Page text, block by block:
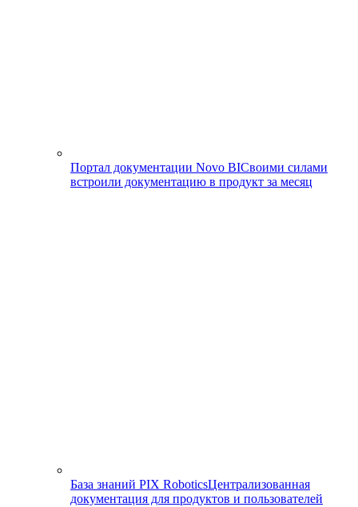
Портал документации Novo BIСвоими силами
встроили документацию в продукт за месяц
База знаний PIX RoboticsЦентрализованная
документация для продуктов и пользователей